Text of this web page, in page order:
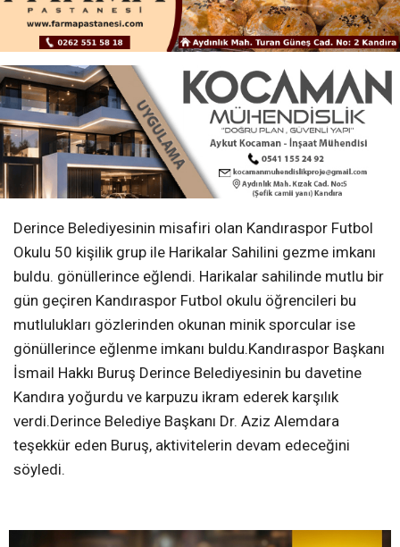
Derince Belediyesinin misafiri olan Kandıraspor Futbol
Okulu 50 kişilik grup ile Harikalar Sahilini gezme imkanı
buldu. gönüllerince eğlendi. Harikalar sahilinde mutlu bir
gün geçiren Kandıraspor Futbol okulu öğrencileri bu
mutlulukları gözlerinden okunan minik sporcular ise
gönüllerince eğlenme imkanı buldu.Kandıraspor Başkanı
İsmail Hakkı Buruş Derince Belediyesinin bu davetine
Kandıra yoğurdu ve karpuzu ikram ederek karşılık
verdi.Derince Belediye Başkanı Dr. Aziz Alemdara
teşekkür eden Buruş, aktivitelerin devam edeceğini
söyledi.